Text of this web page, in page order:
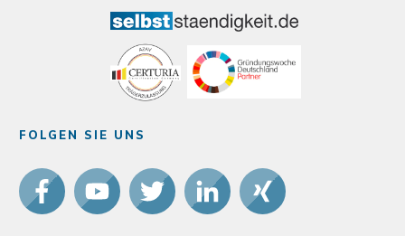
FOLGEN SIE UNS